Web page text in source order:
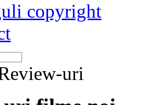
copyright
uri